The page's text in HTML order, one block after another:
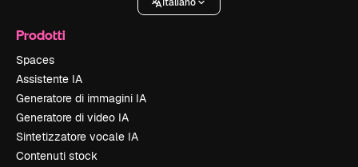
Prodotti
Spaces
Assistente IA
Generatore di immagini IA
Generatore di video IA
Sintetizzatore vocale IA
Contenuti stock